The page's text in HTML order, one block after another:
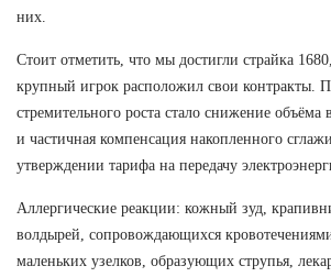
них.
Стоит отметить, что мы достигли страйка
крупный игрок расположил свои контракты.
стремительного роста стало снижение
и частичная компенсация накопленного
утверждении тарифа на передачу
Аллергические реакции: кожный зуд,
волдырей, сопровождающихся
маленьких узелков, образующих струпья,